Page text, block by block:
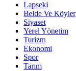
Lapseki
Belde Ve Köyler
Siyaset
Yerel Yönetim
Turizm
Ekonomi
Spor
Tarım